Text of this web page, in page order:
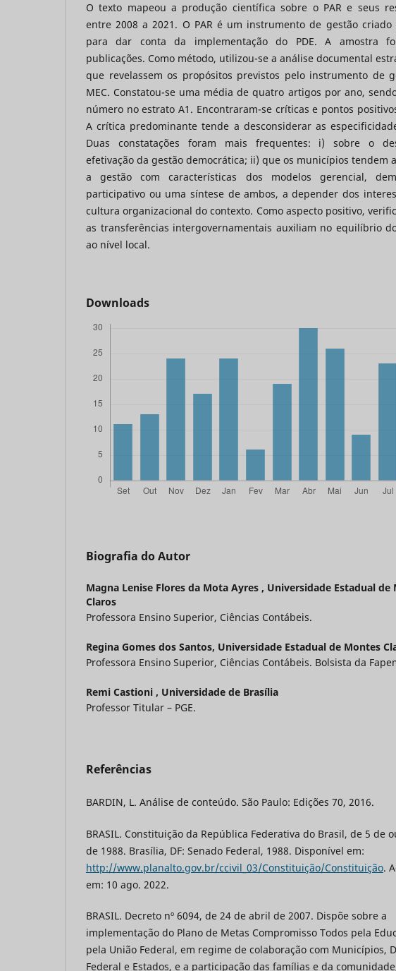
O texto mapeou a produção científica sobre o PAR e seus
entre 2008 a 2021. O PAR é um instrumento de gestão criado
para dar conta da implementação do PDE. A amostra
publicações. Como método, utilizou-se a análise documental
que revelassem os propósitos previstos pelo instrumento de
MEC. Constatou-se uma média de quatro artigos por ano,
número no estrato A1. Encontraram-se críticas e pontos
A crítica predominante tende a desconsiderar as
Duas constatações foram mais frequentes: i) sobre o
efetivação da gestão democrática; ii) que os municípios tendem
a gestão com características dos modelos gerencial,
participativo ou uma síntese de ambos, a depender dos
cultura organizacional do contexto. Como aspecto positivo,
as transferências intergovernamentais auxiliam no equilíbrio
ao nível local.
Downloads
Biografia do Autor
Magna Lenise Flores da Mota Ayres , Universidade Estadual de
Claros
Professora Ensino Superior, Ciências Contábeis.
Regina Gomes dos Santos, Universidade Estadual de Montes
Professora Ensino Superior, Ciências Contábeis. Bolsista da
Remi Castioni , Universidade de Brasília
Professor Titular – PGE.
Referências
BARDIN, L. Análise de conteúdo. São Paulo: Edições 70, 2016.
BRASIL. Constituição da República Federativa do Brasil, de 5 de
de 1988. Brasília, DF: Senado Federal, 1988. Disponível em:
http://www.planalto.gov.br/ccivil_03/Constituição/Constituição.
em: 10 ago. 2022.
BRASIL. Decreto nº 6094, de 24 de abril de 2007. Dispõe sobre a
implementação do Plano de Metas Compromisso Todos pela
pela União Federal, em regime de colaboração com Municípios,
Federal e Estados, e a participação das famílias e da